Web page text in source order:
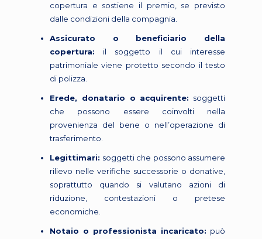
copertura e sostiene il premio, se previsto
dalle condizioni della compagnia.
Assicurato o beneficiario della
copertura: il soggetto il cui interesse
patrimoniale viene protetto secondo il testo
di polizza.
Erede, donatario o acquirente: soggetti
che possono essere coinvolti nella
provenienza del bene o nell’operazione di
trasferimento.
Legittimari: soggetti che possono assumere
rilievo nelle verifiche successorie o donative,
soprattutto quando si valutano azioni di
riduzione, contestazioni o pretese
economiche.
Notaio o professionista incaricato: può